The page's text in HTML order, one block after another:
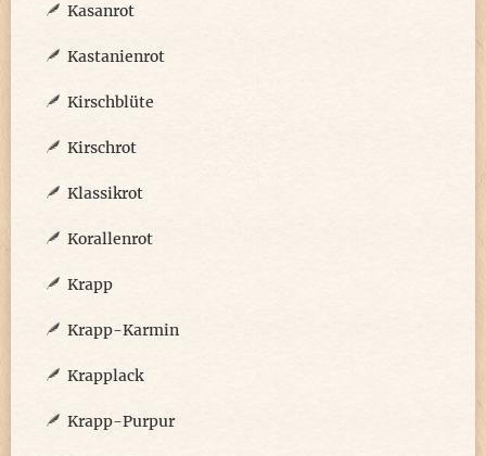
Kasanrot
Kastanienrot
Kirschblüte
Kirschrot
Klassikrot
Korallenrot
Krapp
Krapp-Karmin
Krapplack
Krapp-Purpur